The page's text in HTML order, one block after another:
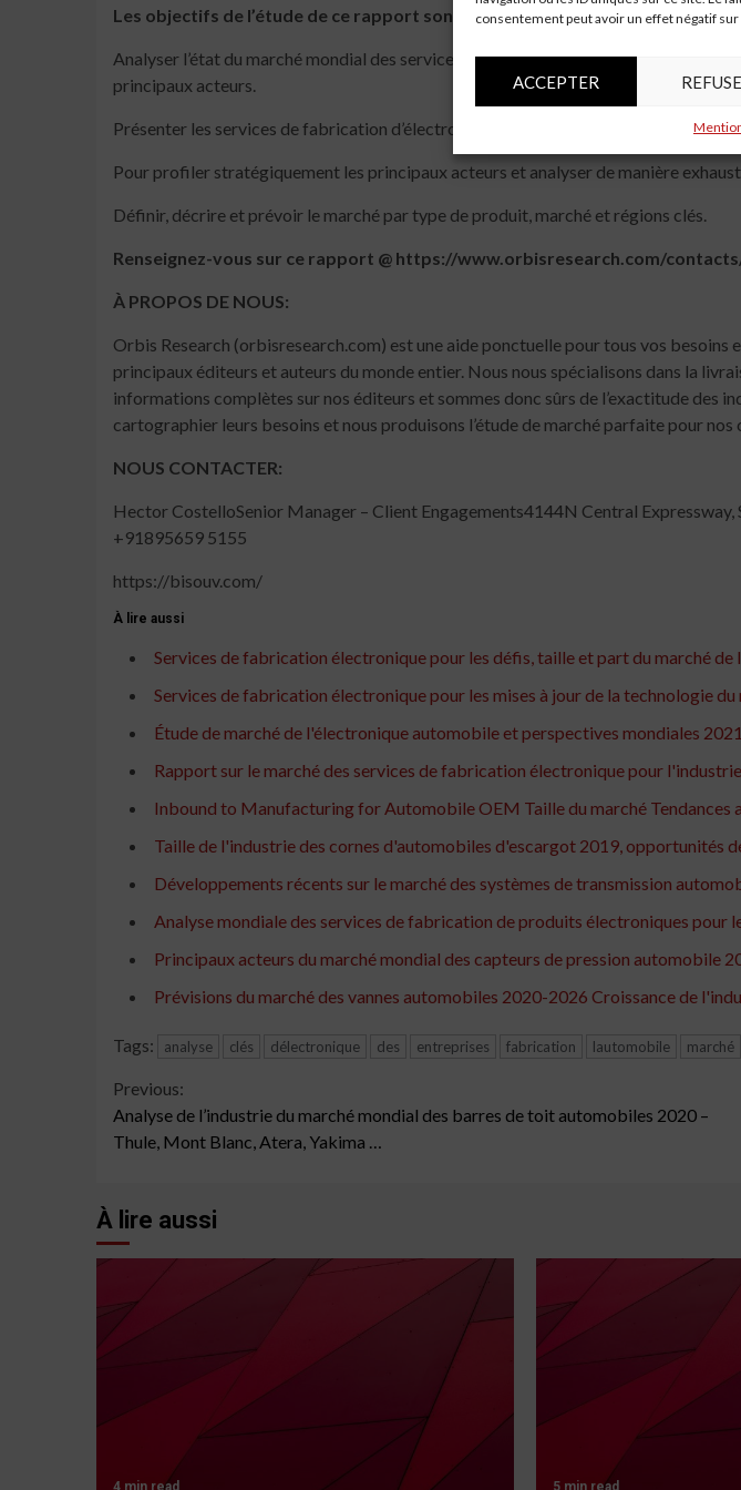
consentement peut avoir un effet négatif
ACCEPTER
Les objectifs de l’étude de ce rapport sont:
Analyser l’état du marché mondial des services de fabrication d’électronique pour
principaux acteurs.
Présenter les services de fabrication d’électronique pour le développement du
Pour profiler stratégiquement les principaux acteurs et analyser de manière
Définir, décrire et prévoir le marché par type de produit, marché et régions clés.
Renseignez-vous sur ce rapport @ https://www.orbisresearch.com/
À PROPOS DE NOUS:
Orbis Research (orbisresearch.com) est une aide ponctuelle pour tous vos besoins
principaux éditeurs et auteurs du monde entier. Nous nous spécialisons dans la
informations complètes sur nos éditeurs et sommes donc sûrs de l’exactitude des
cartographier leurs besoins et nous produisons l’étude de marché parfaite pour nos
NOUS CONTACTER:
Hector CostelloSenior Manager – Client Engagements4144N Central
+91895659 5155
https://bisouv.com/
À lire aussi
Services de fabrication électronique pour les défis, taille et part du marché de
Services de fabrication électronique pour les mises à jour de la technologie
Étude de marché de l'électronique automobile et perspectives mondiales
Rapport sur le marché des services de fabrication électronique pour
Inbound to Manufacturing for Automobile OEM Taille du marché Tendances
Taille de l'industrie des cornes d'automobiles d'escargot 2019, opportunités
Développements récents sur le marché des systèmes de transmission
Analyse mondiale des services de fabrication de produits électroniques pour
Principaux acteurs du marché mondial des capteurs de pression automobile
Prévisions du marché des vannes automobiles 2020-2026 Croissance de
Tags: analyse clés délectronique des entreprises fabrication lautomobile marché
Continue
Reading
Previous:
Analyse de l’industrie du marché mondial des barres de toit automobiles 2020 –
Thule, Mont Blanc, Atera, Yakima …
À lire aussi
4 min read 5 min read